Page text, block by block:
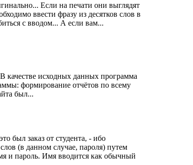
Если на печати они выглядят
ввести фразу из десятков слов в
с вводом... А если вам...
качестве исходных данных программа
формирование отчётов по всему
был...
был заказ от студента, - ибо
(в данном случае, пароля) путем
и пароль. Имя вводится как обычный